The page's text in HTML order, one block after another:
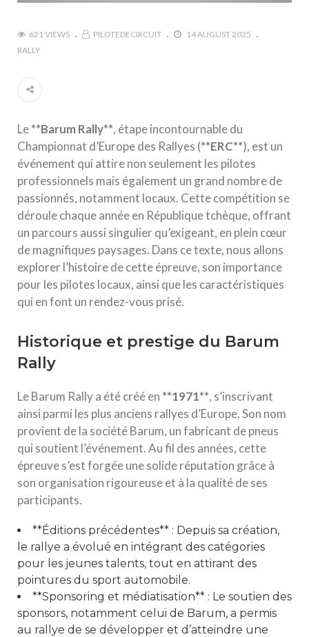
621 VIEWS PILOTEDECIRCUIT
14 AUGUST 2025
RALLY
Le**BarumRally**, étape incontournable du
Championnat d’Europe des Rallyes (**ERC**), est un
événement qui attire non seulement les pilotes
professionnels mais également un grand nombre de
passionnés, notamment locaux. Cette compétition se
déroule chaque année en République tchèque, offrant
un parcours aussi singulier qu’exigeant, en plein cœur
de magnifiques paysages. Dans ce texte, nous allons
explorer l’histoire de cette épreuve, son importance
pour les pilotes locaux, ainsi que les caractéristiques
qui en font un rendez-vous prisé.
Historique et prestige du Barum
Rally
Le Barum Rally a été créé en **1971**, s’inscrivant
ainsi parmi les plus anciens rallyes d’Europe. Son nom
provient de la société Barum, un fabricant de pneus
qui soutient l’événement. Au fil des années, cette
épreuve s’est forgée une solide réputation grâce à
son organisation rigoureuse et à la qualité de ses
participants.
**Éditions précédentes** : Depuis sa création,
le rallye a évolué en intégrant des catégories
pour les jeunes talents, tout en attirant des
pointures du sport automobile.
**Sponsoring et médiatisation** : Le soutien des
sponsors, notamment celui de Barum, a permis
au rallye de se développer et d’atteindre une